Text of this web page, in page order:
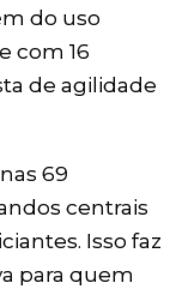
do uso
com 16
de agilidade
69
centrais
Isso faz
para quem